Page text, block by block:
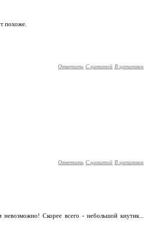
похоже.
Ответить С цитатой В цитатник
Ответить С цитатой В цитатник
Скорее всего - небольшой кнутик...